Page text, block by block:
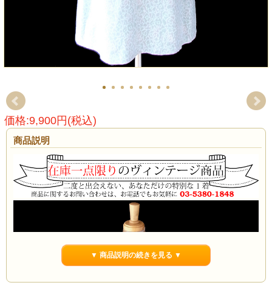
価格:9,900円(税込)
商品説明
▼ 商品説明の続きを見る ▼